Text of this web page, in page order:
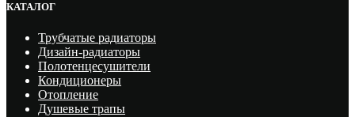
КАТАЛОГ
Трубчатые радиаторы
Дизайн-радиаторы
Полотенцесушители
Кондиционеры
Отопление
Душевые трапы